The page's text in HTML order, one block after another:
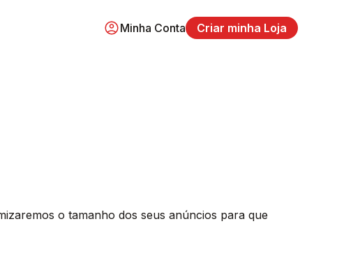
Minha Conta Criar minha Loja
o tamanho dos seus anúncios para que